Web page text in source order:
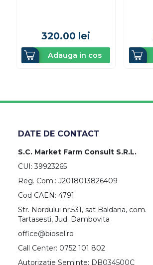
320.00 lei
Adauga in cos
DATE DE CONTACT
S.C. Market Farm Consult S.R.L.
CUI: 39923265
Reg. Com.: J2018013826409
Cod CAEN: 4791
Str. Nordului nr.531, sat Baldana, com.
Tartasesti, Jud. Dambovita
office@biosel.ro
Call Center: 0752 101 802
Autorizatie Seminte: DB034500C